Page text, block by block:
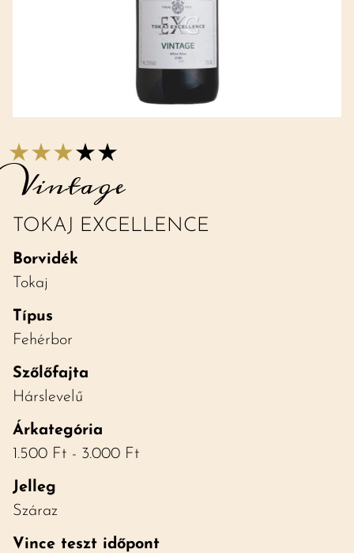
Vintage
TOKAJ EXCELLENCE
Borvidék
Tokaj
Típus
Fehérbor
Szőlőfajta
Hárslevelű
Árkategória
1.500 Ft - 3.000 Ft
Jelleg
Száraz
Vince teszt időpont